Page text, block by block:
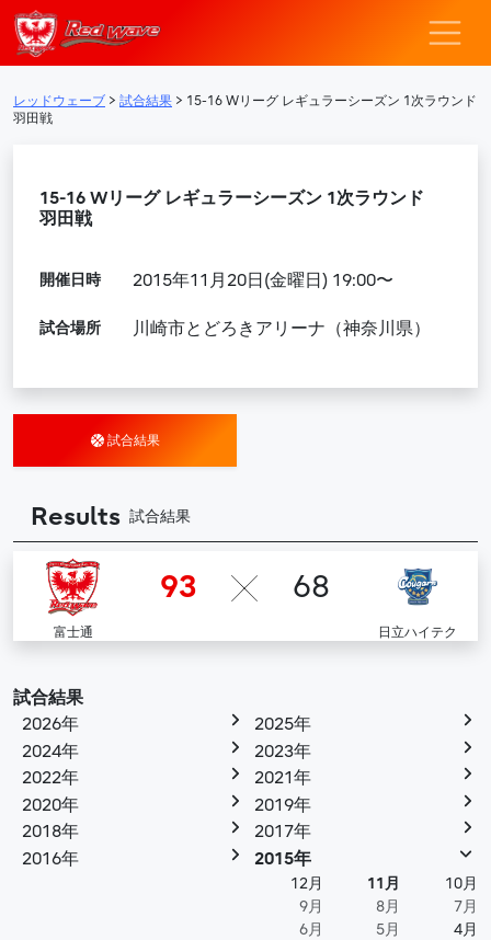
メインナビゲーション
レッドウェー
レッドウェーブ > 試合結果 > 15-16 Wリーグ レギュラーシーズン 1次ラウンド
羽田戦
15-16 Wリーグ レギュラーシーズン 1次ラウンド
羽田戦
開催日時 2015年11月20日(金曜日) 19:00〜
試合場所 川崎市とどろきアリーナ（神奈川県）
試合結果
Results 試合結果
93 68
富士通 日立ハイテク
試合結果
2026年
2025年
2024年
2023年
2022年
2021年
2020年
2019年
2018年
2017年
2016年
2015年
12月 11月
10月
9月
8月
7月
6月
5月
4月